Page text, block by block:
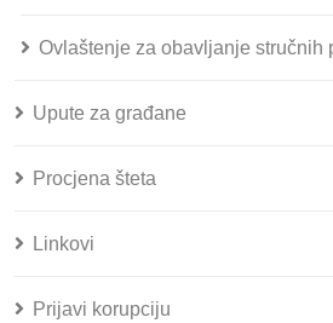
Ovlaštenje za obavljanje stručnih
Upute za građane
Procjena šteta
Linkovi
Prijavi korupciju